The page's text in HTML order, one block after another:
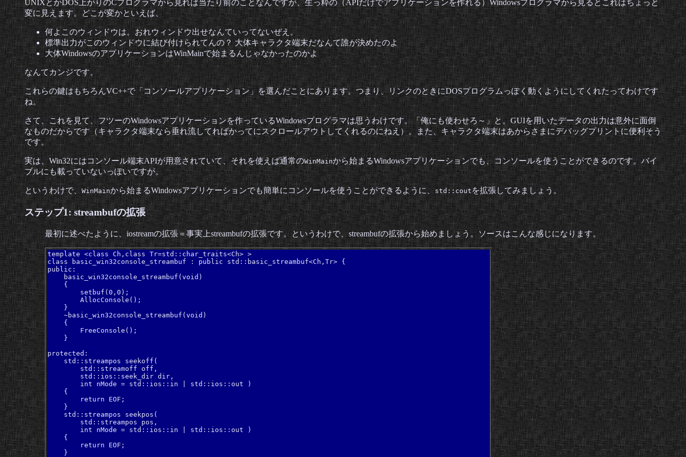
UNIXとかDOS上がりのCプログラマから見れば当たり前のことなんですが、生っ粋の（APIだけでアプリケーションを作れる）Windowsプログラマから見るとこれはちょっと
変に見えます。どこが変かといえば、
何よこのウィンドウは。おれウィンドウ出せなんていってないぜえ。
標準出力がこのウィンドウに結び付けられてんの？ 大体キャラクタ端末だなんて誰が決めたのよ
大体WindowsのアプリケーションはWinMainで始まるんじゃなかったのかよ
なんてカンジです。
これらの鍵はもちろんVC++で「コンソールアプリケーション」を選んだことにあります。つまり、リンクのときにDOSプログラムっぽく動くようにしてくれたってわけです
ね。
さて、これを見て、フツーのWindowsアプリケーションを作っているWindowsプログラマは思うわけです。「俺にも使わせろ～」と。GUIを用いたデータの出力は意外に面倒
なものだからです（キャラクタ端末なら垂れ流してればかってにスクロールアウトしてくれるのにねえ）。また、キャラクタ端末はあからさまにデバッグプリントに便利そう
です。
実は、Win32にはコンソール端末APIが用意されていて、それを使えば通常のWinMainから始まるWindowsアプリケーションでも、コンソールを使うことができるのです。バイ
ブルにも載っていないっぽいですが。
というわけで、 WinMainから始まるWindowsアプリケーションでも簡単にコンソールを使うことができるように、 std::cout を拡張してみましょう。
ステップ1: streambufの拡張
最初に述べたように、iostreamの拡張＝事実上streambufの拡張です。というわけで、streambufの拡張から始めましょう。ソースはこんな感じになります。
template <class Ch,class Tr=std::char_traits<Ch> >
class basic_win32console_streambuf : public std::basic_streambuf<Ch,Tr> {
public:
    basic_win32console_streambuf(void)
    {
        setbuf(0,0);
        AllocConsole();
    }
    ~basic_win32console_streambuf(void)
    {
        FreeConsole();
    }
protected:
    std::streampos seekoff(
        std::streamoff off,
        std::ios::seek_dir dir,
        int nMode = std::ios::in | std::ios::out )
    {
        return EOF;
    }
    std::streampos seekpos(
        std::streampos pos,
        int nMode = std::ios::in | std::ios::out )
    {
        return EOF;
    }